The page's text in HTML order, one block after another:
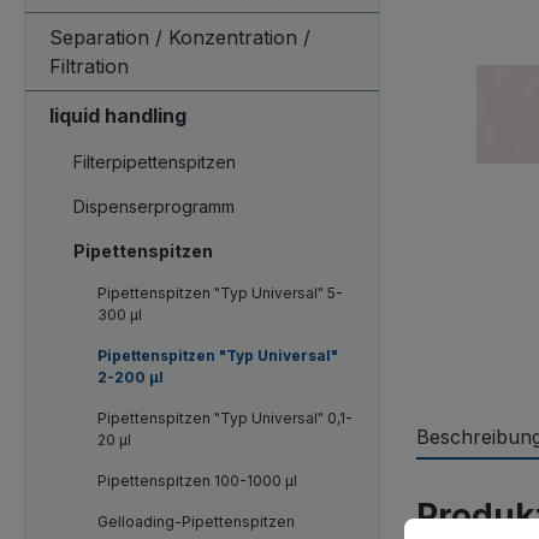
Separation / Konzentration /
Filtration
liquid handling
Filterpipettenspitzen
Dispenserprogramm
Pipettenspitzen
Pipettenspitzen "Typ Universal" 5-
300 µl
Pipettenspitzen "Typ Universal"
2-200 µl
Pipettenspitzen "Typ Universal" 0,1-
20 µl
Pipettenspitzen 100-1000 µl
Gelloading-Pipettenspitzen Cookie-
Diese